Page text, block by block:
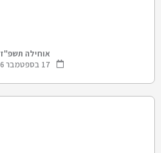
אוחילה תשפ"ז
17 בספטמבר 2026